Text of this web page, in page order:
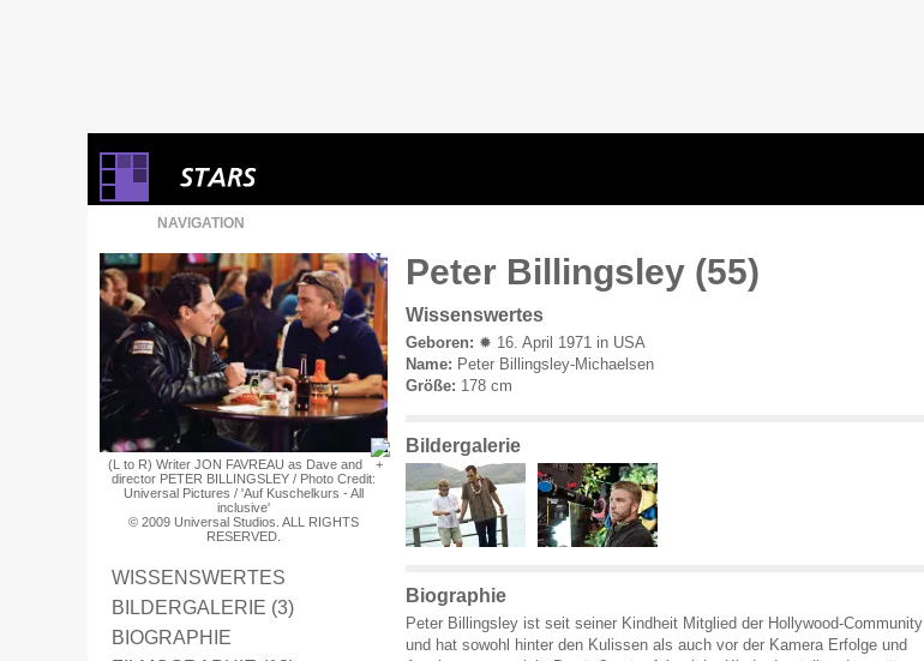
NAVIGATION
(L to R) Writer JON FAVREAU as Dave and
director PETER BILLINGSLEY / Photo Credit:
Universal Pictures / 'Auf Kuschelkurs - All
inclusive'
© 2009 Universal Studios. ALL RIGHTS
RESERVED.
WISSENSWERTES
BILDERGALERIE (3)
BIOGRAPHIE
Peter Billingsley (55)
Wissenswertes
Geboren: ✹ 16. April 1971 in USA
Name: Peter Billingsley-Michaelsen
Größe: 178 cm
Bildergalerie
Biographie
Peter Billingsley ist seit seiner Kindheit Mitglied der Hollywood-Community
und hat sowohl hinter den Kulissen als auch vor der Kamera Erfolge und